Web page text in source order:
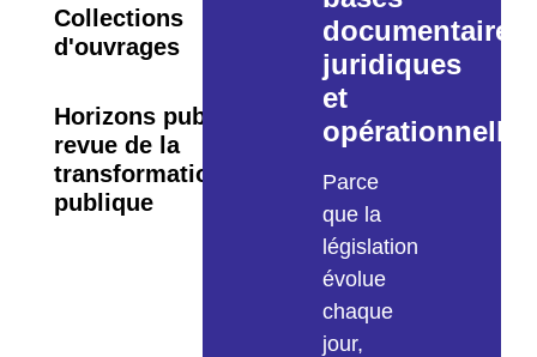
Collections
d'ouvrages
Horizons publics, la
revue de la
transformation
publique
documentaires
juridiques
et
opérationnelles
Parce
que la
législation
évolue
chaque
jour,